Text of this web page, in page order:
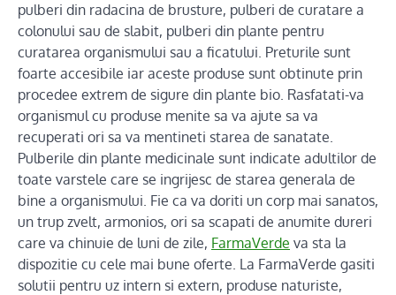
pulberi din radacina de brusture, pulberi de curatare a
colonului sau de slabit, pulberi din plante pentru
curatarea organismului sau a ficatului. Preturile sunt
foarte accesibile iar aceste produse sunt obtinute prin
procedee extrem de sigure din plante bio. Rasfatati-va
organismul cu produse menite sa va ajute sa va
recuperati ori sa va mentineti starea de sanatate.
Pulberile din plante medicinale sunt indicate adultilor de
toate varstele care se ingrijesc de starea generala de
bine a organismului. Fie ca va doriti un corp mai sanatos,
un trup zvelt, armonios, ori sa scapati de anumite dureri
care va chinuie de luni de zile, FarmaVerde va sta la
dispozitie cu cele mai bune oferte. La FarmaVerde gasiti
solutii pentru uz intern si extern, produse naturiste,